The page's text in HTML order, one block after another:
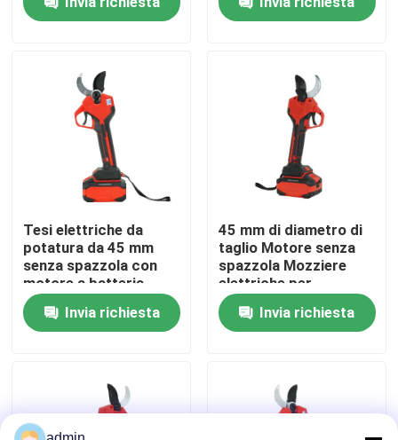
Su di noi
display di fabbrica
Contattaci
Chiedi un preventivo
Motosega della benzina
motosega elettrica
senza fili
spazzole per uso in
giardino
Tesi elettriche da
potatura da 45 mm
senza spazzola con
motore a batteria
Invia richiesta
45 mm di diametro di
taglio Motore senza
spazzola Mozziere
elettriche per
potatura con disegno
leggero da 1,3 kg
Invia richiesta